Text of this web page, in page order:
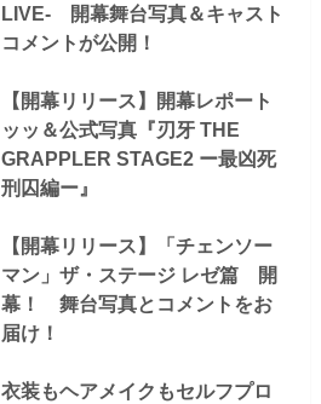
LIVE- 開幕舞台写真＆キャスト
コメントが公開！
【開幕リリース】開幕レポート
ッッ＆公式写真『刃牙 THE
GRAPPLER STAGE2 ー最凶死
刑囚編ー』
【開幕リリース】「チェンソー
マン」ザ・ステージ レゼ篇 開
幕！ 舞台写真とコメントをお
届け！
衣装もヘアメイクもセルフプロ